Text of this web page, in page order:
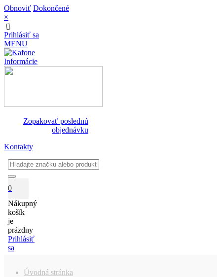
Obnoviť Dokončené
×
Prihlásiť sa
MENU
Informácie
Zopakovať poslednú
objednávku
Kontakty
0
Nákupný
košík
je
prázdny
Prihlásiť
sa
Úvodná stránka